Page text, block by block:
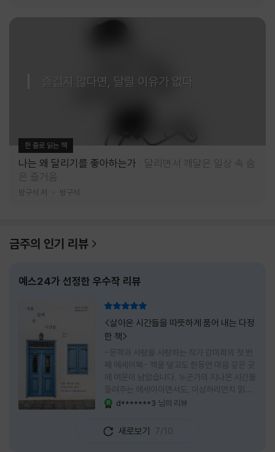
즐겁지 않다면, 달릴 이유가 없다
한 줄로 읽는 책
나는 왜 달리기를 좋아하는가
달리면서 깨달은 일상 속 숨
은 즐거움
방구석 저 방구석
금주의 인기 리뷰
예스24가 선정한 우수작 리뷰
<살아온 시간들을 따뜻하게 품어 내는 다정
한 책>
-문학과 사람을 사랑하는 작가 강미희의 첫 번
째 에세이북- 책을 덮고도 한동안 마음 깊은 곳
에 여운이 남았습니다. 누군가의 지나온 시간을
들려주는 에세이이면서도, 이상하리만치 읽는
사람 자신의 삶을 다시 돌아보게 만드는 책이었
으로 머물지 않고, 각자의 상처와 후회, 다 지나
온 줄 알았던 마음의 결을 가만히 비추는 거울
d*******3 님의 리뷰
새로보기 7/10